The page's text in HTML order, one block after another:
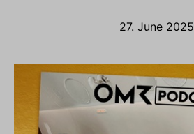
27. June 2025